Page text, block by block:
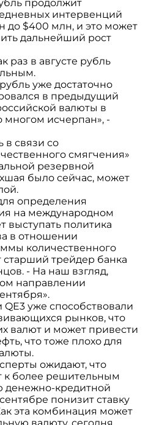
продолжит
интервенций
до $400 млн, и это может
дальнейший рост
раз в августе рубль
уже достаточно
в предыдущий
валюты в
исчерпан», -
в связи со
смягчения»
резервной
было сейчас, может
определения
на международном
выступать политика
в отношении
количественного
старший трейдер банка
- На наш взгляд,
направлении
уже способствовали
рынков, что
валют и может привести
что тоже плохо для
ожидают, что
к более решительным
денежно-кредитной
понизит ставку
эта комбинация может